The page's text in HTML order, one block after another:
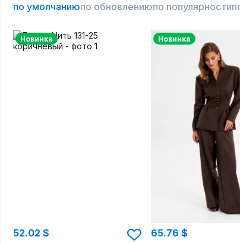
по умолчаниюпо обновлениюпо популярности
Новинка
52.02 $
Новинка
65.76 $